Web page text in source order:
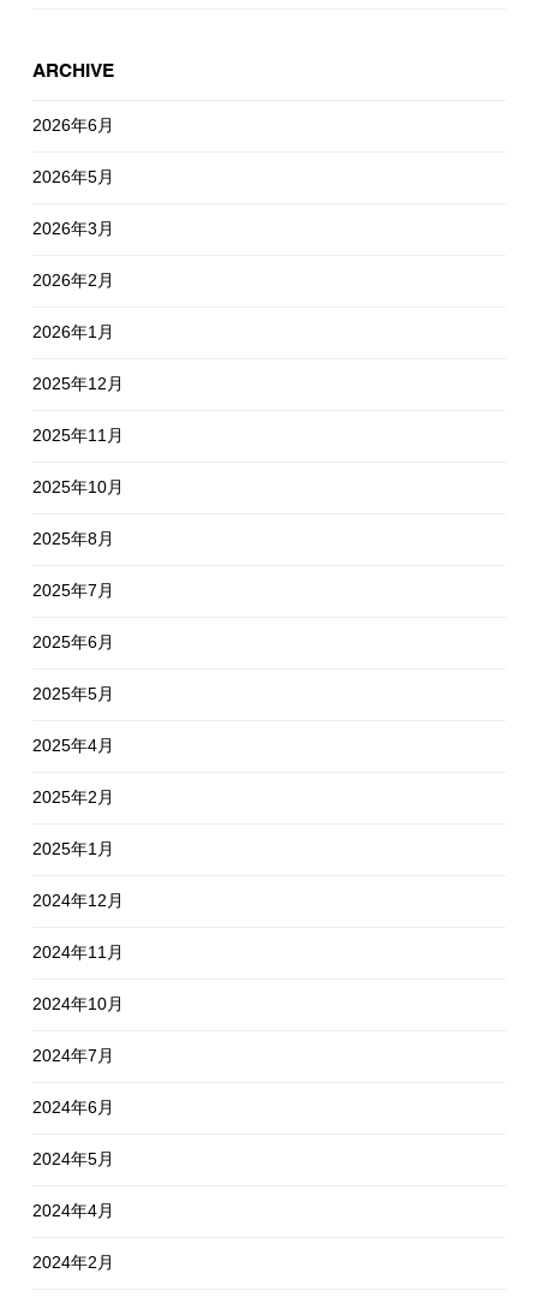
ARCHIVE
2026年6月
2026年5月
2026年3月
2026年2月
2026年1月
2025年12月
2025年11月
2025年10月
2025年8月
2025年7月
2025年6月
2025年5月
2025年4月
2025年2月
2025年1月
2024年12月
2024年11月
2024年10月
2024年7月
2024年6月
2024年5月
2024年4月
2024年2月